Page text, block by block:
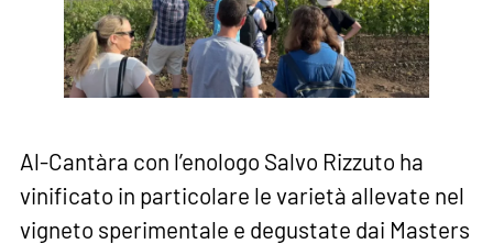
Al-Cantàra con l’enologo Salvo Rizzuto ha
vinificato in particolare le varietà allevate nel
vigneto sperimentale e degustate dai Masters